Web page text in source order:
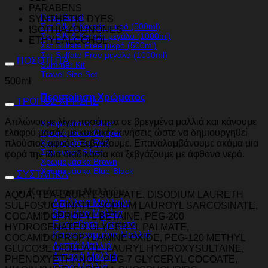
Pepti Boost
Σετ Silk & Keratin μικρό (500ml)
Σετ Silk & Keratin μεγάλο (1000ml)
Σετ Sulfate Free μικρό (500ml)
Σετ Sulfate Free μεγάλο (1000ml)
Summer Kit
Travel Size Set
Περιποίηση Χρώματος
Χρωμομάσκα Silver
Χρωμομάσκα Copper
Χρωμομάσκα Red
Σαμπουάν Silver
Χρωμομάσκα Brown
Χρωμομάσκα Blue-Black
Κατάσταση Μαλλιών
Απώλεια Μαλλιών
Βαμμένα Μαλλιά
Ευαίσθητο Τριχωτό
Κατεστραμμένα Μαλλιά
Λεπτά Μαλλιά
Λιπαρά Μαλλιά
PARABENS
SYNTHETIC DYES
ISOTHIAZOLINONES
ETHYL ALCOHOL
ΠΟΣΟΤΗΤΑ
500ml
ΤΡΟΠΟΣ ΧΡΗΣΗΣ
Απλώνουμε λίγη ποσότητα σε βρεγμένα μαλλιά και κάνουμε
ελαφρύ μασάζ με κυκλικές κινήσεις ώστε να δημιουργηθεί
πλούσιος αφρός. Ξεβγάζουμε. Επαναλαμβάνουμε ακόμα μια
φορά την ίδια διαδικασία και ξεβγάζουμε με άφθονο νερό.
ΣΥΣΤΑΤΙΚΑ
AQUA, TEA-LAURYL SULFATE, DISODIUM LAURETH
SULFOSUCCINATE, SODIUM LAUROYL SARCOSINATE,
COCAMIDOPROPYL BETAINE, PEG-200
HYDROGENATED GLYCERYL PALMATE,
COCAMIDOPROPYLAMINE OXIDE, PEG-120 METHYL
GLUCOSE DIOLEATE, LAURYL HYDROXYSULTAINE,
PHENOXYETHANOL, PEG-7 GLYCERYL COCOATE,